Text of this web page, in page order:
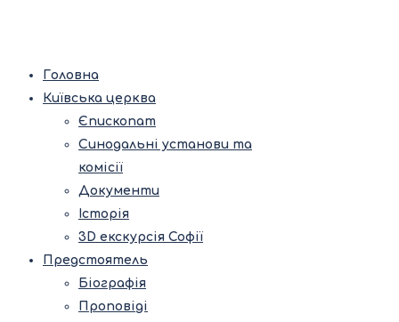
Головна
Київська церква
Єпископат
Синодальні установи та
комісії
Документи
Історія
3D екскурсія Софії
Предстоятель
Біографія
Проповіді